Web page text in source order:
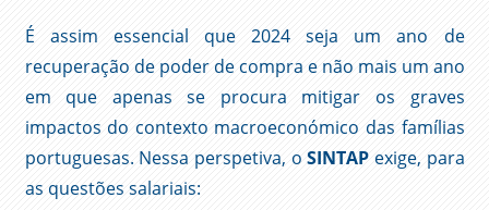
É assim essencial que 2024 seja um ano de
recuperação de poder de compra e não mais um ano
em que apenas se procura mitigar os graves
impactos do contexto macroeconómico das famílias
portuguesas. Nessa perspetiva, oSINTAP exige, para
as questões salariais: